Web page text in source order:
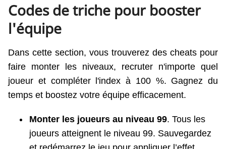
Codes de triche pour booster
l'équipe
Dans cette section, vous trouverez des cheats pour
faire monter les niveaux, recruter n'importe quel
joueur et compléter l'index à 100 %. Gagnez du
temps et boostez votre équipe efficacement.
Monter les joueurs au niveau 99. Tous les
joueurs atteignent le niveau 99. Sauvegardez